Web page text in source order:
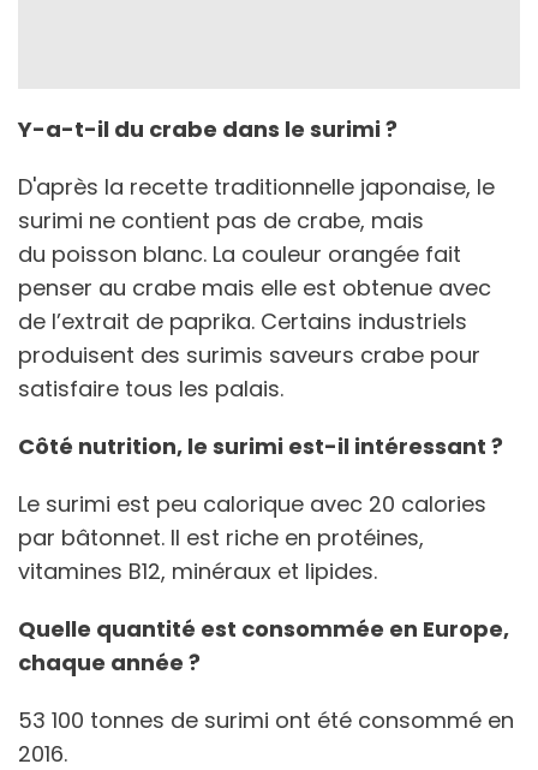
Y-a-t-il du crabe dans le surimi ?
D'après la recette traditionnelle japonaise, le
surimi ne contient pas de crabe, mais
du poisson blanc. La couleur orangée fait
penser au crabe mais elle est obtenue avec
de l’extrait de paprika. Certains industriels
produisent des surimis saveurs crabe pour
satisfaire tous les palais.
Côté nutrition, le surimi est-il intéressant ?
Le surimi est peu calorique avec 20 calories
par bâtonnet. Il est riche en protéines,
vitamines B12, minéraux et lipides.
Quelle quantité est consommée en Europe,
chaque année ?
53 100 tonnes de surimi ont été consommé en
2016.